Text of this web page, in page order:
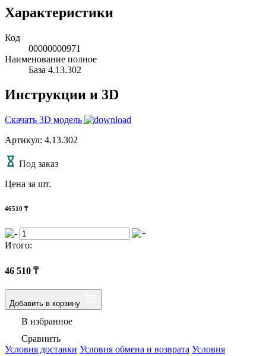
Характеристики
Код
00000000971
Наименование полное
База 4.13.302
Инструкции и 3D
Скачать 3D модель
Артикул: 4.13.302
Под заказ
Цена за шт.
46510 ₸
Итого:
46 510 ₸
Добавить в корзину
В избранное
Сравнить
Условия доставки Условия обмена и возврата Условия